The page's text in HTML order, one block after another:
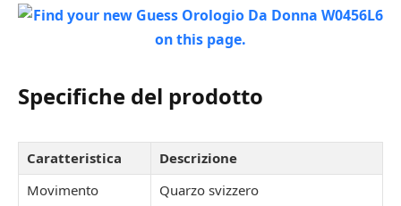
Specifiche del prodotto
Caratteristica
Descrizione
Movimento
Quarzo svizzero